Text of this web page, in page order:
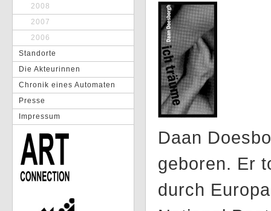
2008
2007
2006
Standorte
Die Akteurinnen
Chronik eines Automaten
Presse
Impressum
Daan
geboren. Er
durch